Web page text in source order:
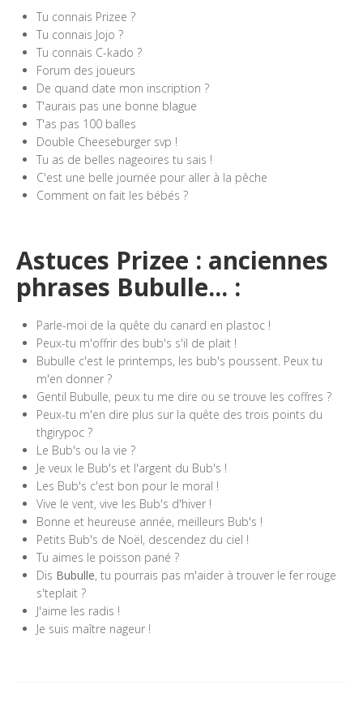
Tu connais Prizee ?
Tu connais Jojo ?
Tu connais C-kado ?
Forum des joueurs
De quand date mon inscription ?
T'aurais pas une bonne blague
T'as pas 100 balles
Double Cheeseburger svp !
Tu as de belles nageoires tu sais !
C'est une belle journée pour aller à la pêche
Comment on fait les bébés ?
Astuces Prizee : anciennes
phrases Bubulle... :
Parle-moi de la quête du canard en plastoc !
Peux-tu m'offrir des bub's s'il de plait !
Bubulle c'est le printemps, les bub's poussent. Peux tu
m'en donner ?
Gentil Bubulle, peux tu me dire ou se trouve les coffres ?
Peux-tu m'en dire plus sur la quête des trois points du
thgirypoc ?
Le Bub's ou la vie ?
Je veux le Bub's et l'argent du Bub's !
Les Bub's c'est bon pour le moral !
Vive le vent, vive les Bub's d'hiver !
Bonne et heureuse année, meilleurs Bub's !
Petits Bub's de Noël, descendez du ciel !
Tu aimes le poisson pané ?
Dis Bubulle, tu pourrais pas m'aider à trouver le fer rouge
s'teplait ?
J'aime les radis !
Je suis maître nageur !